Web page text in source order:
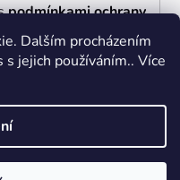
Dalším procházením
jejich používáním.. Více
podmínkami ochrany